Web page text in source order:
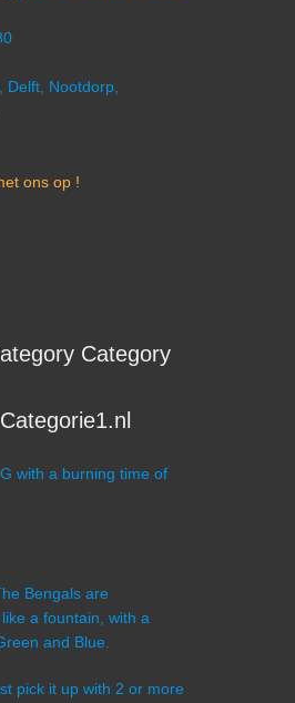
Nootdorp,
ons op !
Category
with a burning time of
Bengals are
a fountain, with a
and Blue.
pick it up with 2 or more